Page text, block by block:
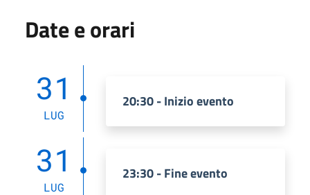
Date e orari
31
LUG
20:30 - Inizio evento
31
LUG
23:30 - Fine evento